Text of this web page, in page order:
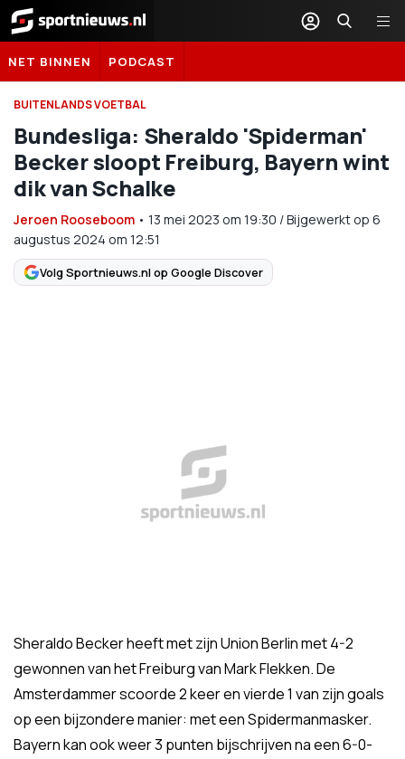
Sportnieuws.nl
NET BINNEN PODCAST
BUITENLANDS VOETBAL
Bundesliga: Sheraldo 'Spiderman'
Becker sloopt Freiburg, Bayern wint
dik van Schalke
Jeroen Rooseboom • 13 mei 2023 om 19:30 /Bijgewerkt op 6
augustus 2024 om 12:51
Volg Sportnieuws.nl op Google Discover
Sheraldo Becker heeft met zijn Union Berlin met 4-2
gewonnen van het Freiburg van Mark Flekken. De
Amsterdammer scoorde 2 keer en vierde 1 van zijn goals
op een bijzondere manier: met een Spidermanmasker.
Bayern kan ook weer 3 punten bijschrijven na een 6-0-